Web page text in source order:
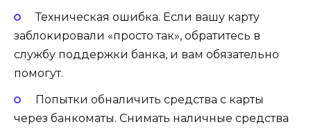
Техническая ошибка. Если вашу карту
заблокировали «просто так», обратитесь в
службу поддержки банка, и вам обязательно
помогут.
Попытки обналичить средства с карты
через банкоматы. Снимать наличные средства